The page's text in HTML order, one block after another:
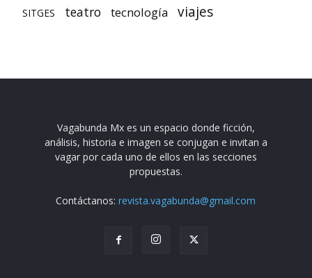
SITGES teatro tecnología viajes
Vagabunda Mx es un espacio donde ficción,
análisis, historia e imagen se conjugan e invitan a
vagar por cada uno de ellos en las secciones
propuestas.
Contáctanos:revista.vagabunda@gmail.com